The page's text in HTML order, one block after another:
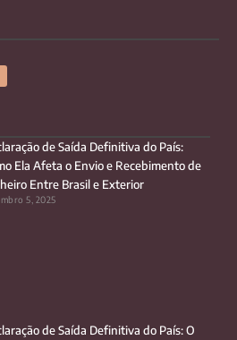
de Saída Definitiva do País:
Ela Afeta o Envio e Recebimento de
Entre Brasil e Exterior
5, 2025
de Saída Definitiva do País: O